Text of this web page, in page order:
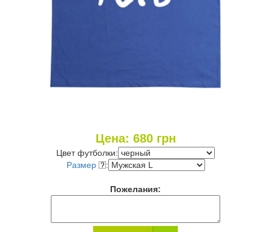
Цена: 680грн
Цвет футболки:
Размер
:
Пожелания: